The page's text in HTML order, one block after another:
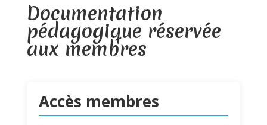
Documentation
pédagogique réservée
aux membres
Accès membres